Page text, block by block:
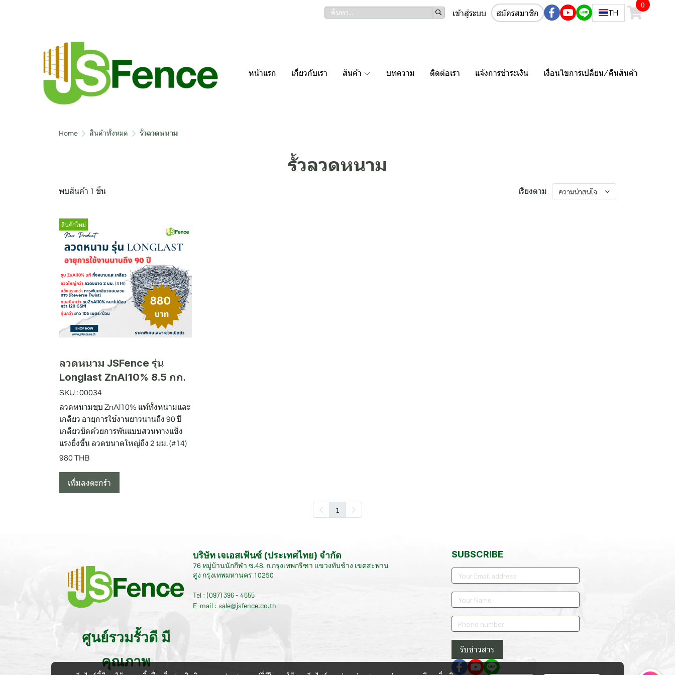
เข้าสู่ระบบ สมัครสมาชิก TH
0
หน้าแรก เกี่ยวกับเรา สินค้า บทความ ติดต่อเรา แจ้งการชำระเงิน เงื่อนไขการเปลี่ยน/คืนสินค้า
Home สินค้าทั้งหมด รั้วลวดหนาม
รั้วลวดหนาม
พบสินค้า 1 ชิ้น เรียงตาม ความน่าสนใจ
สินค้าใหม่
ลวดหนาม JSFence รุ่น
Longlast ZnAl10% 8.5 กก.
SKU : 00034
ลวดหนามชุบ ZnAl10% แท้ทั้งหนามและ
เกลียว อายุการใช้งานยาวนานถึง 90 ปี
เกลียวชิดด้วยการพันแบบสวนทางแข็ง
แรงยิ่งขึ้น ลวดขนาดใหญ่ถึง 2 มม. (#14)
980 THB
เพิ่มลงตะกร้า
1
ศูนย์รวมรั้วดี มี
คุณภาพ
บริษัท เจเอสเฟ้นซ์ (ประเทศไทย) จำกัด
76 หมู่บ้านนักกีฬา ซ.48. ถ.กรุงเทพกรีฑา แขวงทับช้าง เขตสะพาน
สูง กรุงเทพมหานคร 10250
Tel : (097) 396 - 4655
E-mail : sale@jsfence.co.th
SUBSCRIBE
รับข่าวสาร